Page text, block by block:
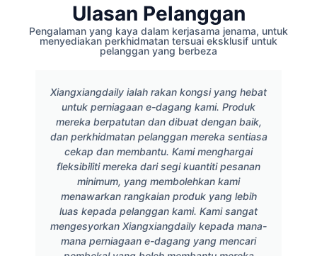
Ulasan Pelanggan
Pengalaman yang kaya dalam kerjasama jenama, untuk
menyediakan perkhidmatan tersuai eksklusif untuk
pelanggan yang berbeza
Xiangxiangdaily ialah rakan kongsi yang hebat
untuk perniagaan e-dagang kami. Produk
mereka berpatutan dan dibuat dengan baik,
dan perkhidmatan pelanggan mereka sentiasa
cekap dan membantu. Kami menghargai
fleksibiliti mereka dari segi kuantiti pesanan
minimum, yang membolehkan kami
menawarkan rangkaian produk yang lebih
luas kepada pelanggan kami. Kami sangat
mengesyorkan Xiangxiangdaily kepada mana-
mana perniagaan e-dagang yang mencari